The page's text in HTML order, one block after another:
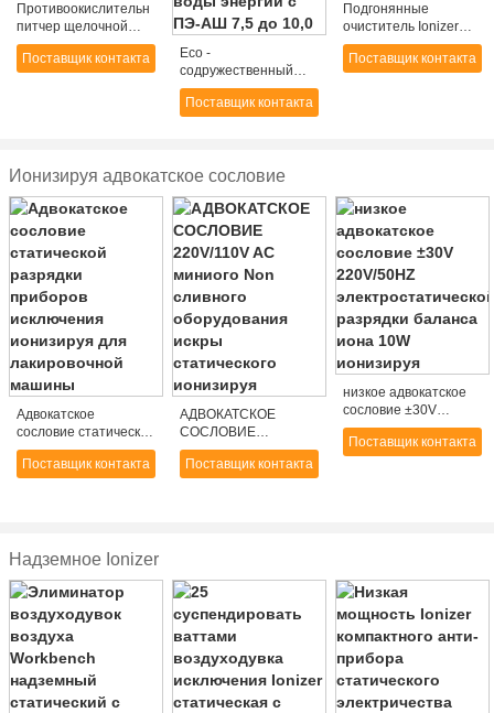
Противоокислительн
питчер щелочной
воды/питчеры
фильтра щелочной
Поставщик контакта
Eco -
содружественный
алкалический питчер
минеральной воды
Поставщик контакта
Подгонянные
очиститель Ionizer
воды/щелочная вода
Ionizer для напитка
Поставщик контакта
Ионизируя адвокатское сословие
Адвокатское
сословие статической
разрядки приборов
исключения
Поставщик контакта
АДВОКАТСКОЕ
СОСЛОВИЕ
220V/110V AC
миниого Non
Поставщик контакта
низкое адвокатское
сословие ±30V
220V/50HZ
электростатической
Поставщик контакта
Надземное Ionizer